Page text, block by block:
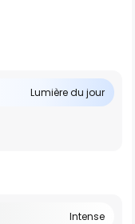
Lumière du jour
Intense